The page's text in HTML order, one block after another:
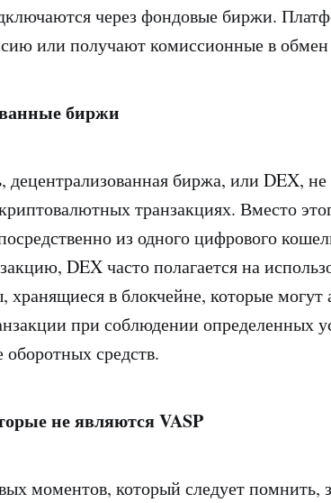
через фондовые биржи.
или получают комиссионные в обмен
биржи
децентрализованная биржа, или DEX, не
транзакциях. Вместо
из одного цифрового
DEX часто полагается на
в блокчейне, которые могут
при соблюдении определенных
средств.
не являются VASP
моментов, который следует помнить,